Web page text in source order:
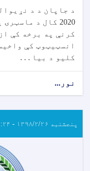
د جاپان د د
2020 کال د
کرنې په برخه کې
انسټيټوټ کې
کليو د بيا . . .
نور...
پنجشنبه ۱۳۹۸/۲/۲۶ - ۱۱:۲۴